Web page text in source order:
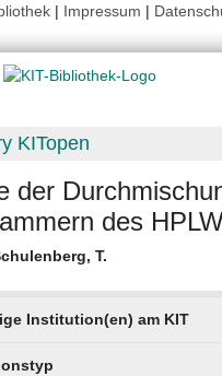
| Impressum |
KITopen
der
des
T.
Institution(en) am KIT